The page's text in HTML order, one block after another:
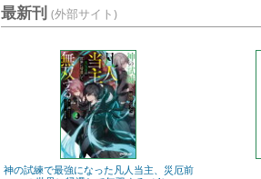
最新刊 (外部サイト)
神の試練で最強になった凡人当主、災厄前